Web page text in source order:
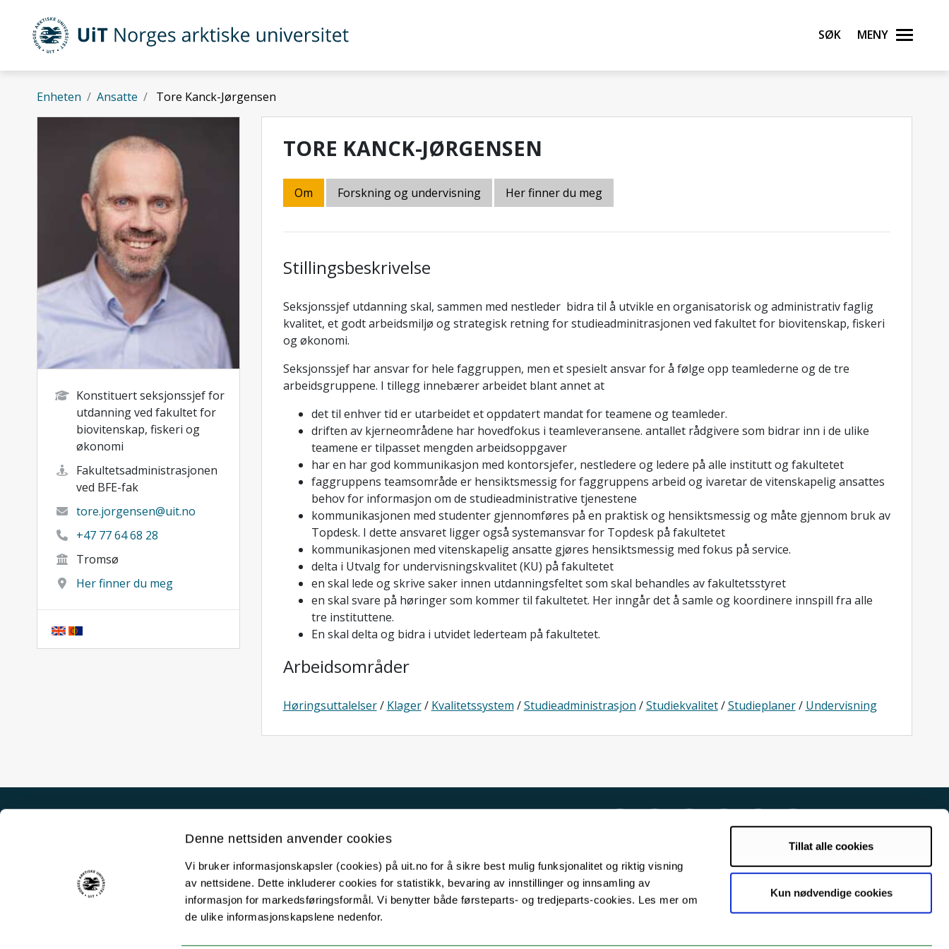
Denne nettsiden anvender cookies
Vi bruker informasjonskapsler (cookies) på uit.no for å sikre best mulig funksjonalitet og riktig visning
av nettsidene. Dette inkluderer cookies for statistikk, bevaring av innstillinger og innsamling av
informasjon for markedsføringsformål. Vi benytter både førsteparts- og tredjeparts-cookies. Les mer om
de ulike informasjonskapslene nedenfor.
Tillat alle cookies
Kun nødvendige cookies
Gå til hovedinnhold
UiT Norges arktiske universitet Søk Meny
Enheten Ansatte Tore Kanck-Jørgensen
Konstituert seksjonssjef for
utdanning ved fakultet for
biovitenskap, fiskeri og
økonomi
Fakultetsadministrasjonen
ved BFE-fak
tore.jorgensen@uit.no
+47 77 64 68 28
Tromsø
Her finner du meg
TORE KANCK-JØRGENSEN
Om Forskning og undervisning Her finner du meg
Stillingsbeskrivelse
Seksjonssjef utdanning skal, sammen med nestleder bidra til å utvikle en organisatorisk og administrativ faglig
kvalitet, et godt arbeidsmiljø og strategisk retning for studieadminitrasjonen ved fakultet for biovitenskap, fiskeri
og økonomi.
Seksjonssjef har ansvar for hele faggruppen, men et spesielt ansvar for å følge opp teamlederne og de tre
arbeidsgruppene. I tillegg innebærer arbeidet blant annet at
det til enhver tid er utarbeidet et oppdatert mandat for teamene og teamleder.
driften av kjerneområdene har hovedfokus i teamleveransene. antallet rådgivere som bidrar inn i de ulike
teamene er tilpasset mengden arbeidsoppgaver
har en har god kommunikasjon med kontorsjefer, nestledere og ledere på alle institutt og fakultetet
faggruppens teamsområde er hensiktsmessig for faggruppens arbeid og ivaretar de vitenskapelig ansattes
behov for informasjon om de studieadministrative tjenestene
kommunikasjonen med studenter gjennomføres på en praktisk og hensiktsmessig og måte gjennom bruk av
Topdesk. I dette ansvaret ligger også systemansvar for Topdesk på fakultetet
kommunikasjonen med vitenskapelig ansatte gjøres hensiktsmessig med fokus på service.
delta i Utvalg for undervisningskvalitet (KU) på fakultetet
en skal lede og skrive saker innen utdanningsfeltet som skal behandles av fakultetsstyret
en skal svare på høringer som kommer til fakultetet. Her inngår det å samle og koordinere innspill fra alle
tre instituttene.
En skal delta og bidra i utvidet lederteam på fakultetet.
Arbeidsområder
Høringsuttalelser/ Klager/ Kvalitetssystem /Studieadministrasjon /Studiekvalitet/Studieplaner/ Undervisning
Driftsmeldinger
Personvern ved UiT
Sikkerhet, beredskap og personvern
For media
For skoler
Ledige stillinger
English website